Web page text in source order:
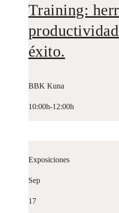
Training:
éxito.
BBK Kuna
10:00h-12:00h
Exposiciones
Sep
17